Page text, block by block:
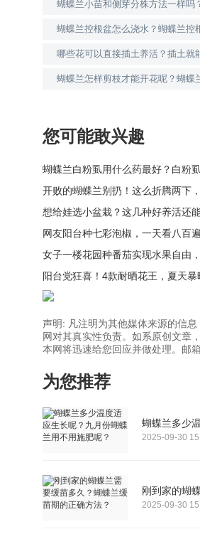
蝴蝶兰小苗和侧芽分株方法一样吗
蝴蝶兰控根盆怎么浇水？蝴蝶兰控
哪些花可以直接插土养活？插土就
蝴蝶兰怎样剪枝才能开花呢？蝴蝶
您可能敢兴趣
蝴蝶兰白粉虱用什么药最好？白粉
开败的蝴蝶兰别扔！这么折腾两下
想给娃选小盆栽？这几种好养活还能
网友阳台种七彩泡椒，一天看八百
女子一楼花园种番茄实现水果自由
阳台党狂喜！4款耐晒花王，夏天暴
声明: 凡注明为其他媒体来源的信
网对其真实性负责。如系原创文章
本网将迅速给您回应并做处理。邮
为您推荐
蝴蝶兰多少
2025-09-30
刚到家的蝴
2025-09-30